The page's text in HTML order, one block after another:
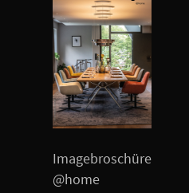
Imagebroschüre
@home